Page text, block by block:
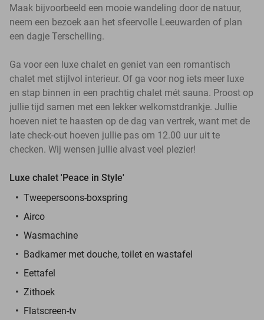
Maak bijvoorbeeld een mooie wandeling door de natuur,
neem een bezoek aan het sfeervolle Leeuwarden of plan
een dagje Terschelling.
Ga voor een luxe chalet en geniet van een romantisch
chalet met stijlvol interieur. Of ga voor nog iets meer luxe
en stap binnen in een prachtig chalet mét sauna. Proost op
jullie tijd samen met een lekker welkomstdrankje. Jullie
hoeven niet te haasten op de dag van vertrek, want met de
late check-out hoeven jullie pas om 12.00 uur uit te
checken. Wij wensen jullie alvast veel plezier!
Luxe chalet 'Peace in Style'
Tweepersoons-boxspring
Airco
Wasmachine
Badkamer met douche, toilet en wastafel
Eettafel
Zithoek
Flatscreen-tv